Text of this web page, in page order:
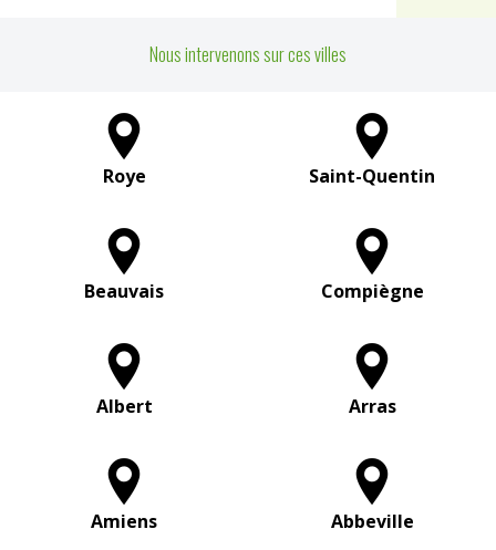
Nous intervenons sur ces villes
Roye Saint-Quentin
Beauvais Compiègne
Albert Arras
Amiens Abbeville